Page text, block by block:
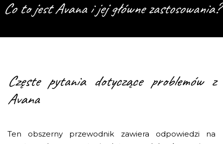
Co to jest Avana i jej główne zastosowania?
Częste pytania dotyczące problemów z
Avana
Ten obszerny przewodnik zawiera odpowiedzi na